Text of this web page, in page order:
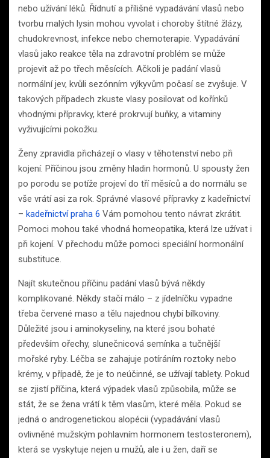
nebo užívání léků. Řídnutí a přílišné vypadávání vlasů nebo
tvorbu malých lysin mohou vyvolat i choroby štítné žlázy,
chudokrevnost, infekce nebo chemoterapie. Vypadávání
vlasů jako reakce těla na zdravotní problém se může
projevit až po třech měsících. Ačkoli je padání vlasů
normální jev, kvůli sezónním výkyvům počasí se zvyšuje. V
takových případech zkuste vlasy posilovat od kořínků
vhodnými přípravky, které prokrvují buňky, a vitaminy
vyživujícími pokožku.
Ženy zpravidla přicházejí o vlasy v těhotenství nebo při
kojení. Příčinou jsou změny hladin hormonů. U spousty žen
po porodu se potíže projeví do tří měsíců a do normálu se
vše vrátí asi za rok. Správné vlasové přípravky z kadeřnictví
– kadeřnictví praha 6 Vám pomohou tento návrat zkrátit.
Pomoci mohou také vhodná homeopatika, která lze užívat i
při kojení. V přechodu může pomoci speciální hormonální
substituce.
Najít skutečnou příčinu padání vlasů bývá někdy
komplikované. Někdy stačí málo – z jídelníčku vypadne
třeba červené maso a tělu najednou chybí bílkoviny.
Důležité jsou i aminokyseliny, na které jsou bohaté
především ořechy, slunečnicová semínka a tučnější
mořské ryby. Léčba se zahajuje potíráním roztoky nebo
krémy, v případě, že je to neúčinné, se užívají tablety. Pokud
se zjistí příčina, která výpadek vlasů způsobila, může se
stát, že se žena vrátí k těm vlasům, které měla. Pokud se
jedná o androgenetickou alopécii (vypadávání vlasů
ovlivněné mužským pohlavním hormonem testosteronem),
která se vyskytuje nejen u mužů, ale i u žen, daří se